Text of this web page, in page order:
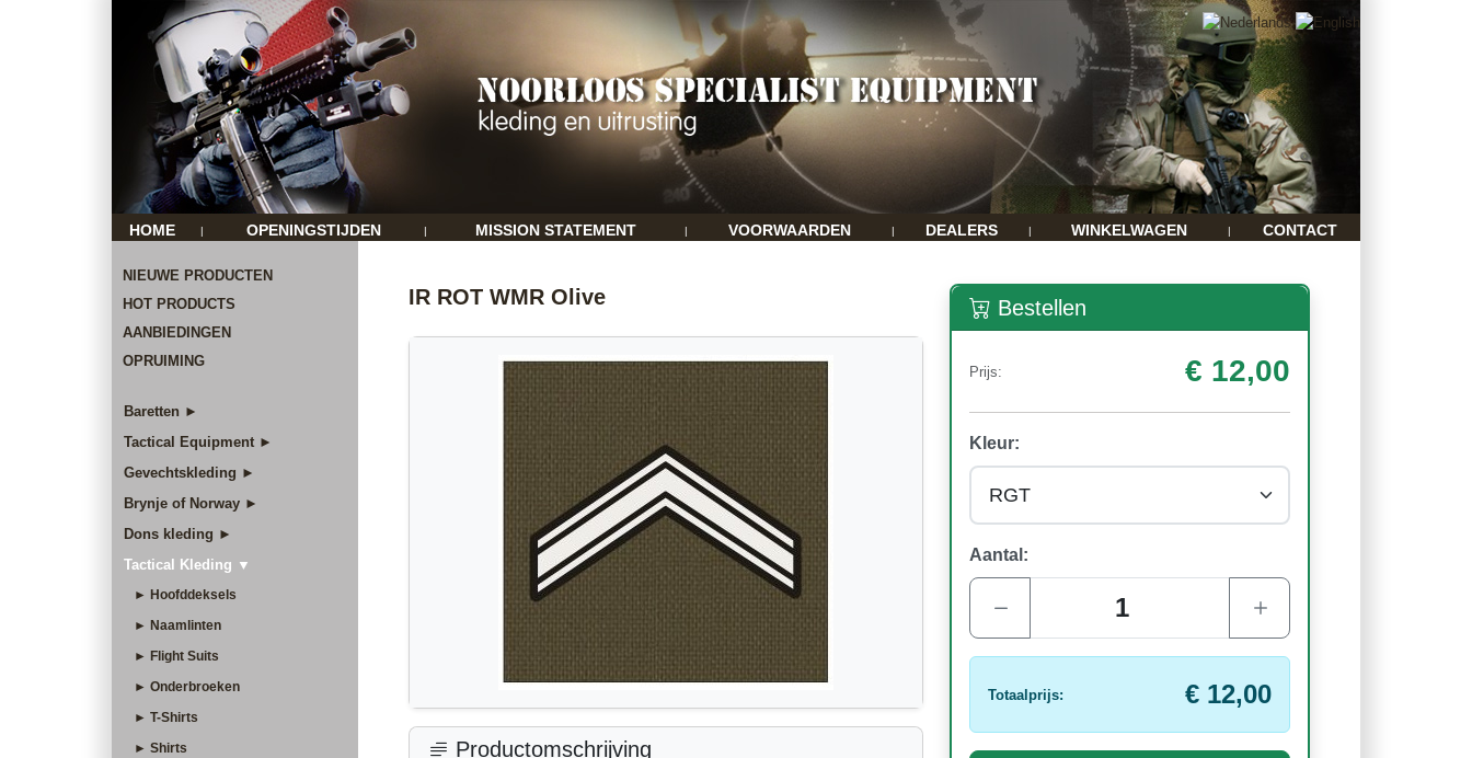
HOME | OPENINGSTIJDEN | MISSION STATEMENT | VOORWAARDEN | DEALERS | WINKELWAGEN | CONTACT
NIEUWE PRODUCTEN
HOT PRODUCTS
AANBIEDINGEN
OPRUIMING
Baretten ►
Tactical Equipment ►
Gevechtskleding ►
Brynje of Norway ►
Dons kleding ►
Tactical Kleding ▼
► Hoofddeksels
► Naamlinten
► Flight Suits
► Onderbroeken
► T-Shirts
► Shirts
IR ROT WMR Olive
Productomschrijving
Bestellen
Prijs: € 12,00
Kleur:
Aantal:
Totaalprijs: € 12,00